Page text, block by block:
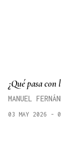
¿Qué pasa
MANUEL
03 MAY 2026 -